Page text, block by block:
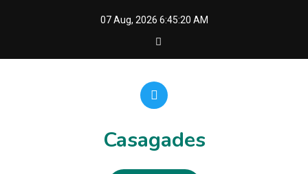
07 Aug, 2026 6:45:22 AM
Casagades